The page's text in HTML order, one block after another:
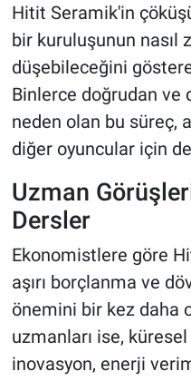
Hitit Seramik'in
bir kuruluşunun nasıl
düşebileceğini
Binlerce doğrudan ve
neden olan bu süreç,
diğer oyuncular için
Uzman
Dersler
Ekonomistlere göre
aşırı borçlanma ve
önemini bir kez daha
uzmanları ise,
inovasyon, enerji